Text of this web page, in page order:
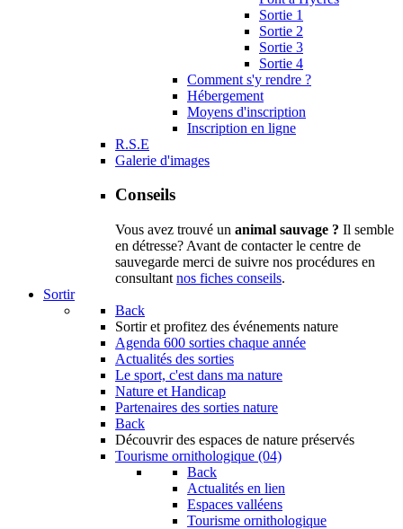
Sortie 1
Sortie 2
Sortie 3
Sortie 4
Comment s'y rendre ?
Hébergement
Moyens d'inscription
Inscription en ligne
R.S.E
Galerie d'images
Conseils
Vous avez trouvé un animal sauvage ? Il semble
en détresse? Avant de contacter le centre de
sauvegarde merci de suivre nos procédures en
consultant nos fiches conseils.
Sortir
Back
Sortir et profitez des événements nature
Agenda 600 sorties chaque année
Actualités des sorties
Le sport, c'est dans ma nature
Nature et Handicap
Partenaires des sorties nature
Back
Découvrir des espaces de nature préservés
Tourisme ornithologique (04)
Back
Actualités en lien
Espaces valléens
Tourisme ornithologique